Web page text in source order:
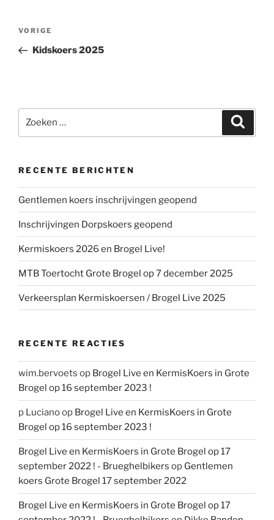
Bericht
Vorig
bericht
VORIGE
Kidskoers 2025
naar:
RECENTE BERICHTEN
Gentlemen koers inschrijvingen geopend
Inschrijvingen Dorpskoers geopend
Kermiskoers 2026 en Brogel Live!
MTB Toertocht Grote Brogel op 7 december 2025
Verkeersplan Kermiskoersen / Brogel Live 2025
RECENTE REACTIES
wim.bervoets op Brogel Live en KermisKoers in Grote
Brogel op 16 september 2023 !
p Lucianoop Brogel Live en KermisKoers in Grote
Brogel op 16 september 2023 !
Brogel Live en KermisKoers in Grote Brogel op 17
september 2022 ! - Brueghelbikers op Gentlemen
koers Grote Brogel 17 september 2022
Brogel Live en KermisKoers in Grote Brogel op 17